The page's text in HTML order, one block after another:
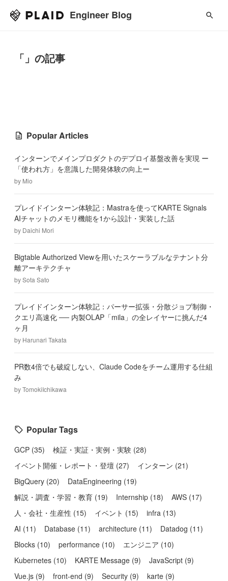
Engineer Blog
「」の記事
Popular Articles
インターンでメインプロダクトのデプロイ基盤改善を実現 ー
「使われ方」を意識した開発体験の向上ー
by Mio
プレイドインターン体験記：Mastraを使ってKARTE Signals
AIチャットのメモリ機能を1から設計・実装した話
by Daichi Mori
Bigtable Authorized Viewを用いたスケーラブルなテナント分
離アーキテクチャ
bySota Sato
プレイドインターン体験記：パーサー拡張・分散ジョブ制御・
クエリ高速化 ── 内製OLAP「mila」の全レイヤーに挑んだ4
ヶ月
by Harunari Takata
PR数4倍でも破綻しない、Claude Codeをチーム運用する仕組
み
byTomokiIchikawa
Popular Tags
GCP (35) 検証・実証・実例・実験 (28)
イベント開催・レポート・登壇 (27) インターン (21)
BigQuery (20) DataEngineering (19)
解説・調査・学習・教育 (19) Internship (18) AWS (17)
人・会社・生産性 (15) イベント (15) infra (13)
AI (11) Database (11) architecture (11) Datadog (11)
Blocks (10) performance (10) エンジニア (10)
Kubernetes (10) KARTE Message (9) JavaScript (9)
Vue.js (9) front-end (9) Security (9) karte (9)